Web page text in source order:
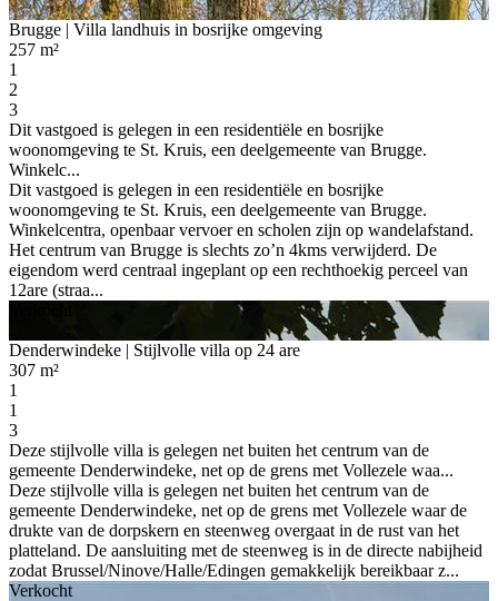
Brugge | Villa landhuis in bosrijke omgeving
257 m²
1
2
3
Dit vastgoed is gelegen in een residentiële en bosrijke
woonomgeving te St. Kruis, een deelgemeente van Brugge.
Winkelc...
Dit vastgoed is gelegen in een residentiële en bosrijke
woonomgeving te St. Kruis, een deelgemeente van Brugge.
Winkelcentra, openbaar vervoer en scholen zijn op wandelafstand.
Het centrum van Brugge is slechts zo’n 4kms verwijderd. De
eigendom werd centraal ingeplant op een rechthoekig perceel van
12are (straa...
Denderwindeke | Stijlvolle villa op 24 are
307 m²
1
1
3
Deze stijlvolle villa is gelegen net buiten het centrum van de
gemeente Denderwindeke, net op de grens met Vollezele waa...
Deze stijlvolle villa is gelegen net buiten het centrum van de
gemeente Denderwindeke, net op de grens met Vollezele waar de
drukte van de dorpskern en steenweg overgaat in de rust van het
platteland. De aansluiting met de steenweg is in de directe nabijheid
zodat Brussel/Ninove/Halle/Edingen gemakkelijk bereikbaar z...
Verkocht